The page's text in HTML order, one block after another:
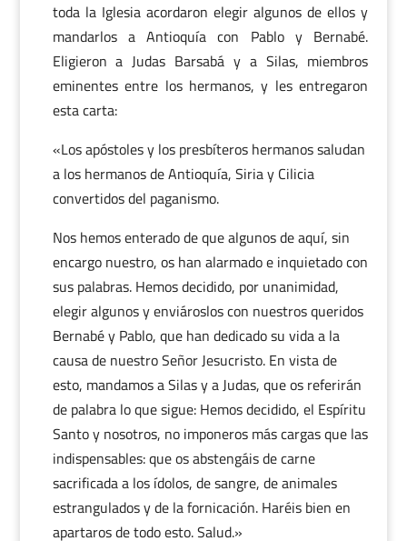
toda la Iglesia acordaron elegir algunos de ellos y
mandarlos a Antioquía con Pablo y Bernabé.
Eligieron a Judas Barsabá y a Silas, miembros
eminentes entre los hermanos, y les entregaron
esta carta:
«Los apóstoles y los presbíteros hermanos saludan
a los hermanos de Antioquía, Siria y Cilicia
convertidos del paganismo.
Nos hemos enterado de que algunos de aquí, sin
encargo nuestro, os han alarmado e inquietado con
sus palabras. Hemos decidido, por unanimidad,
elegir algunos y enviároslos con nuestros queridos
Bernabé y Pablo, que han dedicado su vida a la
causa de nuestro Señor Jesucristo. En vista de
esto, mandamos a Silas y a Judas, que os referirán
de palabra lo que sigue: Hemos decidido, el Espíritu
Santo y nosotros, no imponeros más cargas que las
indispensables: que os abstengáis de carne
sacrificada a los ídolos, de sangre, de animales
estrangulados y de la fornicación. Haréis bien en
apartaros de todo esto. Salud.»